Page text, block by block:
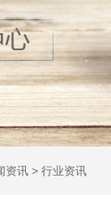
资讯 > 行业资讯